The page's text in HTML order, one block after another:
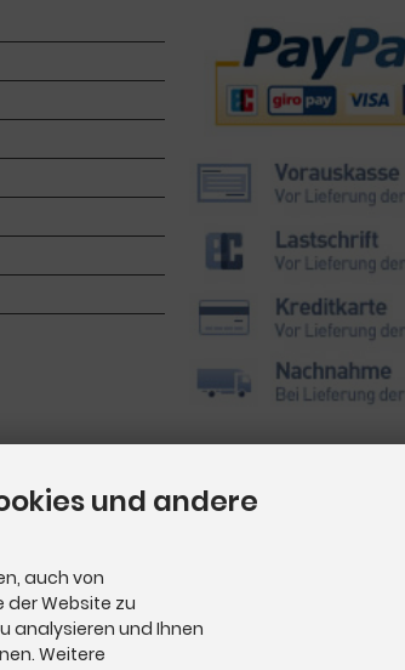
und andere
auch von
Website zu
analysieren und Ihnen
Weitere